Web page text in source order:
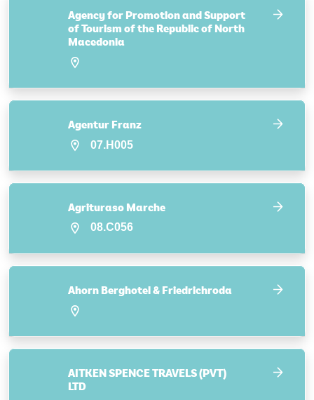
Agency for Promotion and Support
of Tourism of the Republic of North
Macedonia
Agentur Franz
07.H005
Agrituraso Marche
08.C056
Ahorn Berghotel & Friedrichroda
AITKEN SPENCE TRAVELS (PVT)
LTD